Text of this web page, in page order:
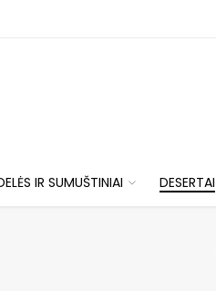
IR SUMUŠTINIAI DESERTAI